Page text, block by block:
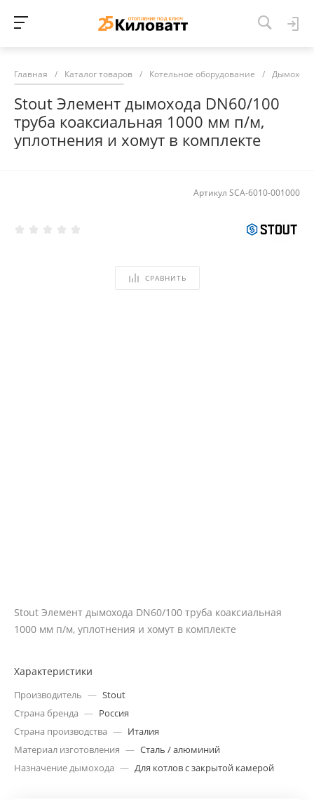
Главная / Каталог товаров / Котельное оборудование /
Stout Элемент дымохода DN60/100
труба коаксиальная 1000 мм п/м,
уплотнения и хомут в комплекте
Артикул SCA-6010-001000
СРАВНИТЬ
Stout Элемент дымохода DN60/100 труба коаксиальная
1000 мм п/м, уплотнения и хомут в комплекте
Характеристики
Производитель — Stout
Страна бренда — Россия
Страна производства — Италия
Материал изготовления — Сталь / алюминий
Назначение дымохода — Для котлов с закрытой камерой